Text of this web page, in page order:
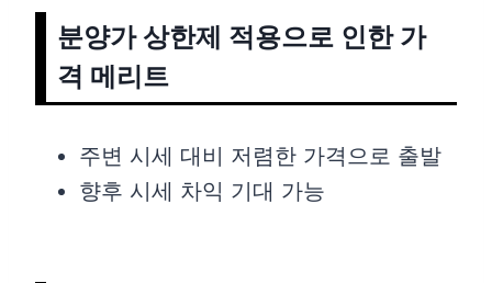
분양가 상한제 적용으로 인한 가
격 메리트
주변 시세 대비 저렴한 가격으로 출발
향후 시세 차익 기대 가능